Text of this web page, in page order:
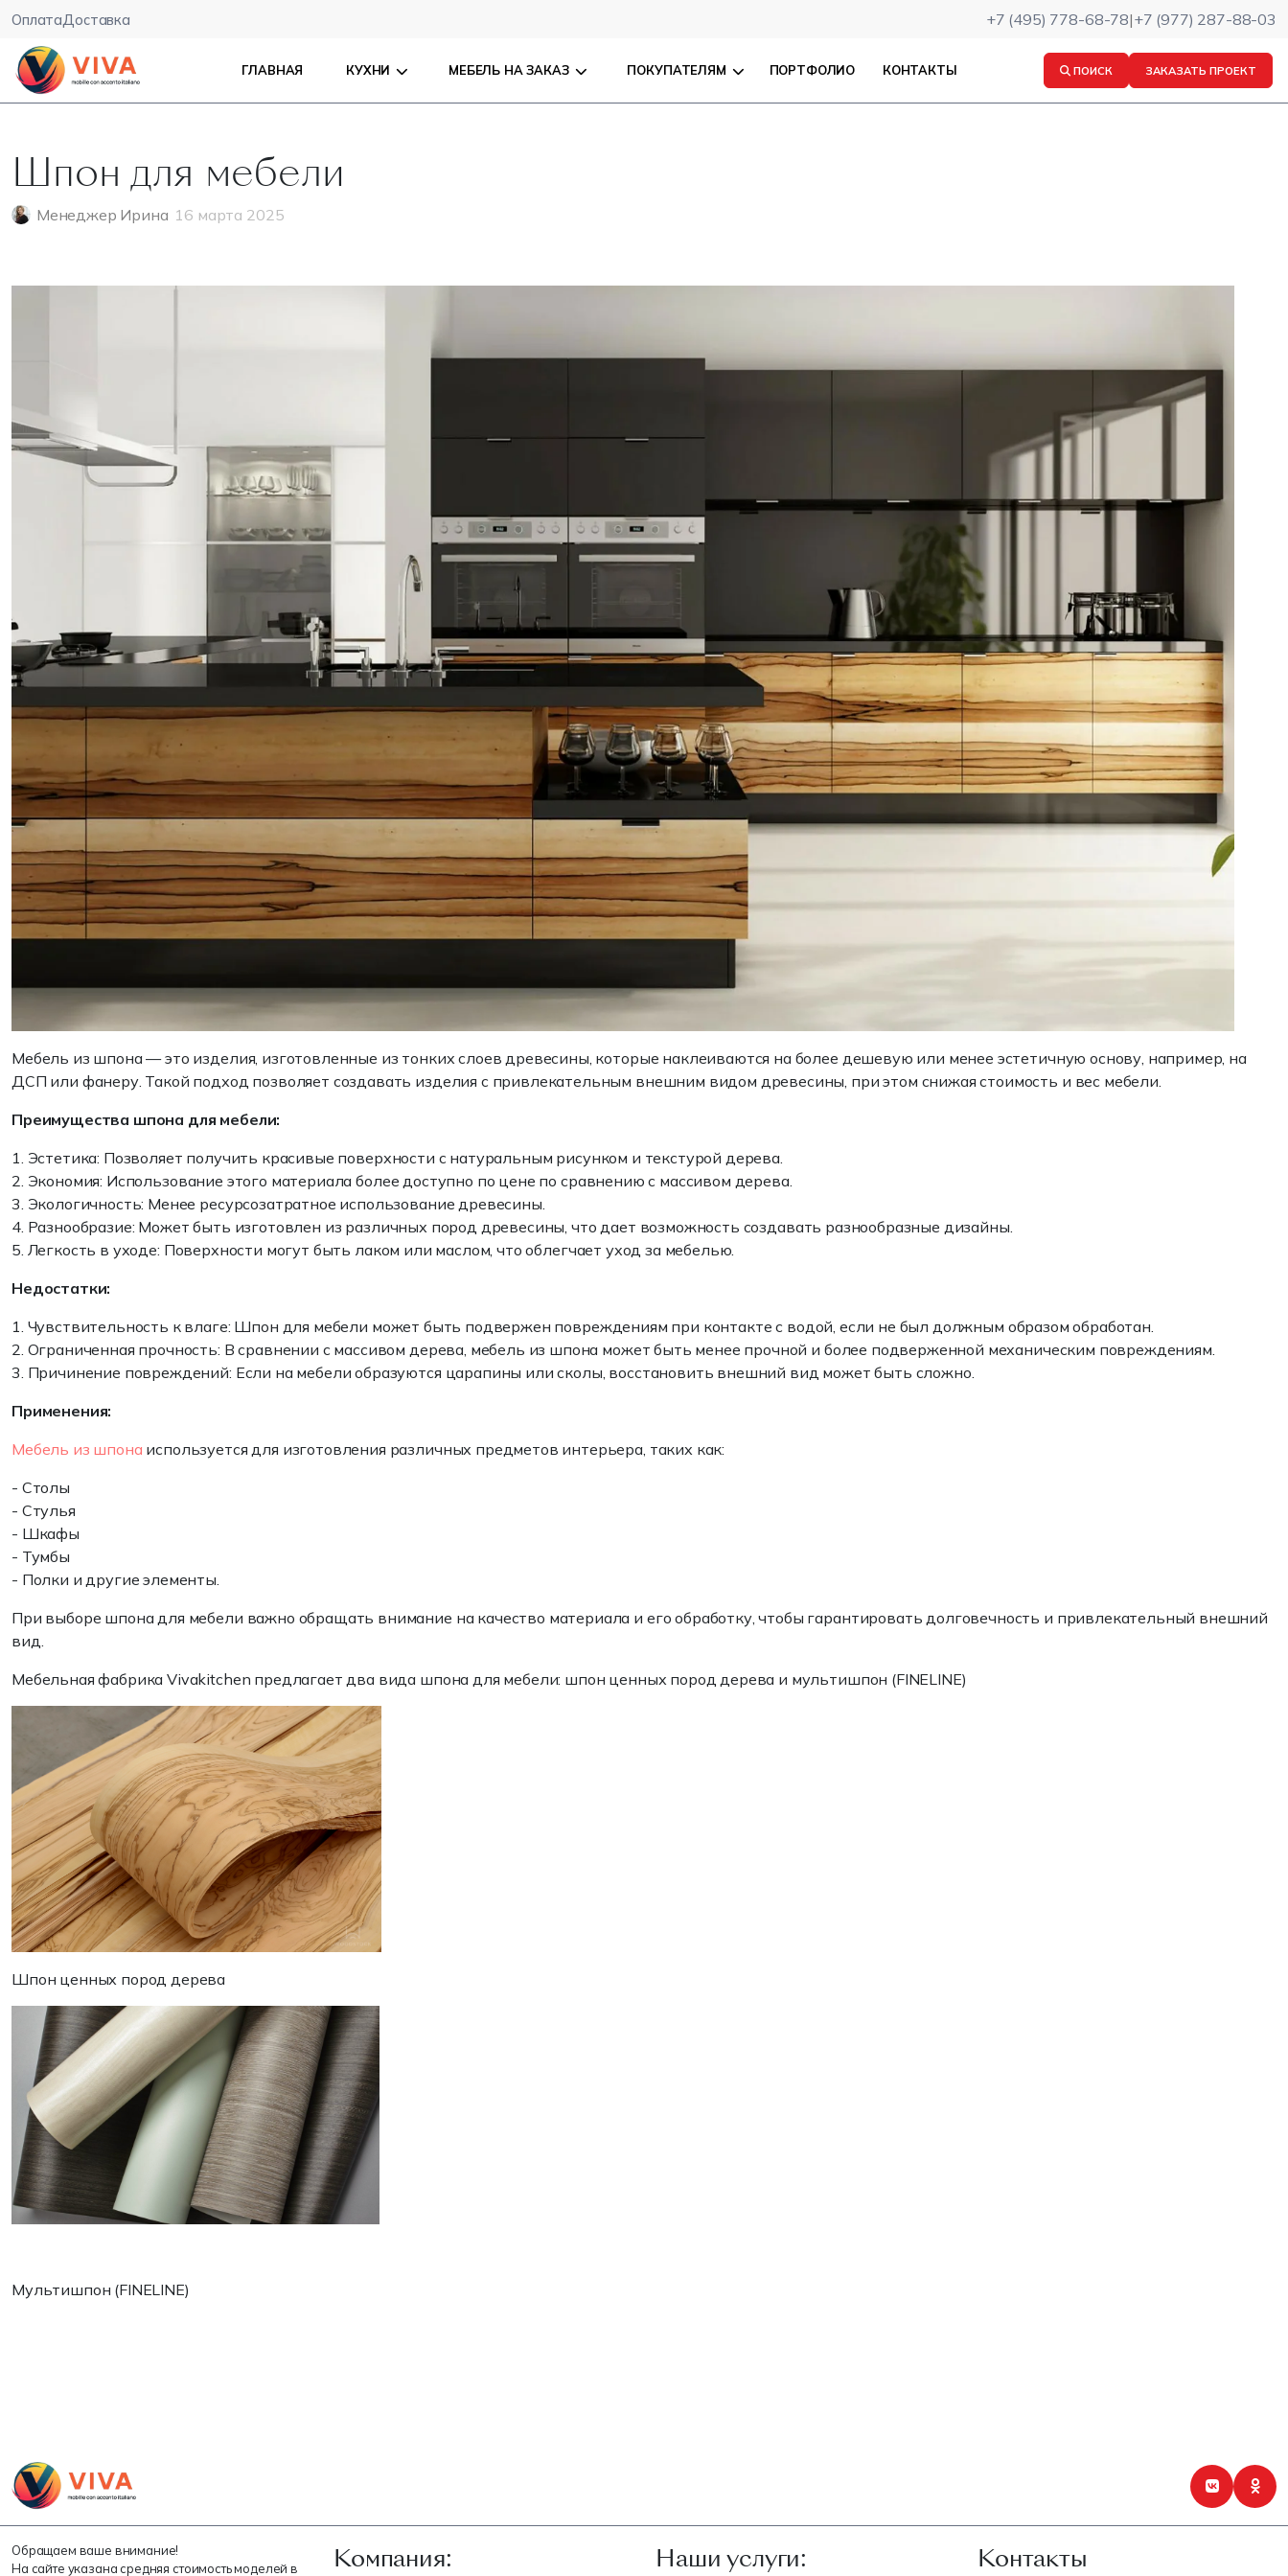
ОплатаДоставка +7 (495) 778-68-78|+7 (977) 287-88-03
ГЛАВНАЯ КУХНИ МЕБЕЛЬ НА ЗАКАЗ ПОКУПАТЕЛЯМ ПОРТФОЛИО КОНТАКТЫ ПОИСК ЗАКАЗАТЬ ПРОЕКТ
Шпон для мебели
Менеджер Ирина 16 марта 2025
Мебель из шпона — это изделия, изготовленные из тонких слоев древесины, которые наклеиваются на более дешевую или менее эстетичную основу, например, на
ДСП или фанеру. Такой подход позволяет создавать изделия с привлекательным внешним видом древесины, при этом снижая стоимость и вес мебели.
Преимущества шпона для мебели:
1. Эстетика: Позволяет получить красивые поверхности с натуральным рисунком и текстурой дерева.
2. Экономия: Использование этого материала более доступно по цене по сравнению с массивом дерева.
3. Экологичность: Менее ресурсозатратное использование древесины.
4. Разнообразие: Может быть изготовлен из различных пород древесины, что дает возможность создавать разнообразные дизайны.
5. Легкость в уходе: Поверхности могут быть лаком или маслом, что облегчает уход за мебелью.
Недостатки:
1. Чувствительность к влаге: Шпон для мебели может быть подвержен повреждениям при контакте с водой, если не был должным образом обработан.
2. Ограниченная прочность: В сравнении с массивом дерева, мебель из шпона может быть менее прочной и более подверженной механическим повреждениям.
3. Причинение повреждений: Если на мебели образуются царапины или сколы, восстановить внешний вид может быть сложно.
Применения:
Мебель из шпона используется для изготовления различных предметов интерьера, таких как:
- Столы
- Стулья
- Шкафы
- Тумбы
- Полки и другие элементы.
При выборе шпона для мебели важно обращать внимание на качество материала и его обработку, чтобы гарантировать долговечность и привлекательный внешний
вид.
Мебельная фабрика Vivakitchen предлагает два вида шпона для мебели: шпон ценных пород дерева и мультишпон (FINELINE)
Шпон ценных пород дерева
Мультишпон (FINELINE)
Обращаем ваше внимание!
На сайте указана средняя стоимость моделей в
Компания: Наши услуги: Контакты